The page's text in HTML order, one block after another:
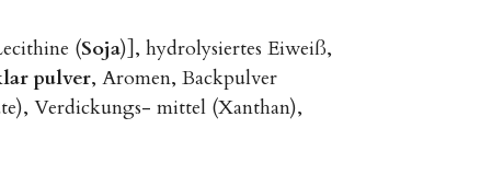
(Soja)], hydrolysiertes Eiweiß,
pulver, Aromen, Backpulver
Verdickungs- mittel (Xanthan),